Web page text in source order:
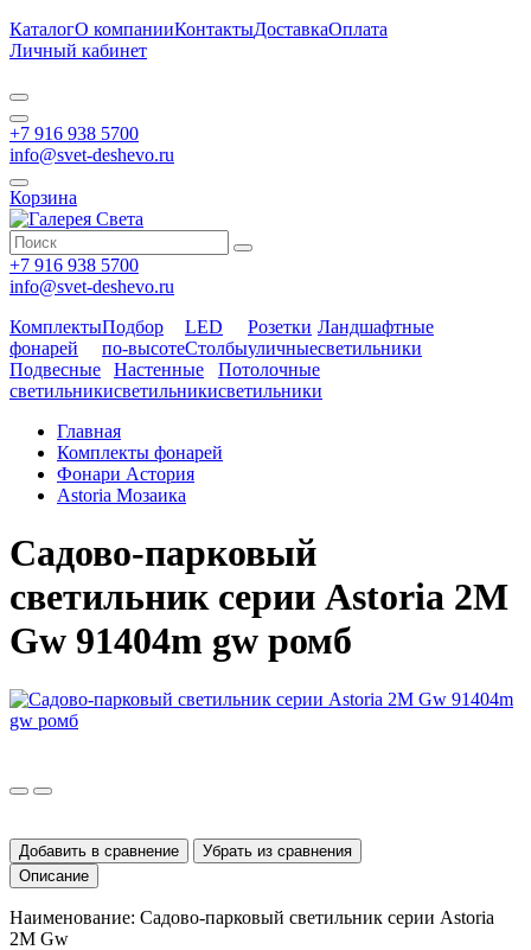
КаталогО компанииКонтактыДоставкаОплата
Личный кабинет
+7 916 938 5700
info@svet-deshevo.ru
Корзина
+7 916 938 5700
info@svet-deshevo.ru
Комплекты
фонарей
Подбор
по-высоте
LED
Столбы
Розетки
уличные
Ландшафтные
светильники
Подвесные
светильники
Настенные
светильники
Потолочные
светильники
Главная
Комплекты фонарей
Фонари Астория
Astoria Мозаика
Садово-парковый
светильник серии Astoria 2M
Gw 91404m gw ромб
Добавить в сравнение
Убрать из сравнения
Описание
Наименование: Садово-парковый светильник серии Astoria
2M Gw